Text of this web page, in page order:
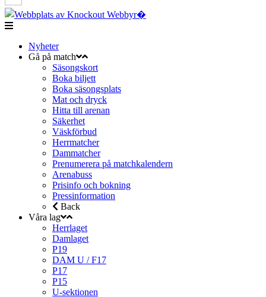
Nyheter
Gå på match
Säsongskort
Boka biljett
Boka säsongsplats
Mat och dryck
Hitta till arenan
Säkerhet
Väskförbud
Herrmatcher
Dammatcher
Prenumerera på matchkalendern
Arenabuss
Prisinfo och bokning
Pressinformation
Back
Våra lag
Herrlaget
Damlaget
P19
DAM U / F17
P17
P15
U-sektionen